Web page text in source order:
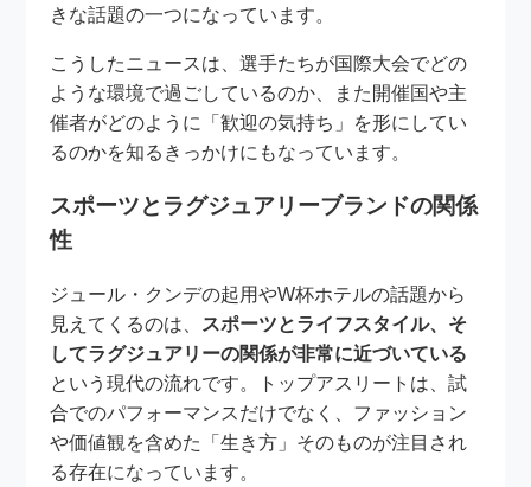
きな話題の一つになっています。
こうしたニュースは、選手たちが国際大会でどの
ような環境で過ごしているのか、また開催国や主
催者がどのように「歓迎の気持ち」を形にしてい
るのかを知るきっかけにもなっています。
スポーツとラグジュアリーブランドの関係
性
ジュール・クンデの起用やW杯ホテルの話題から
見えてくるのは、 スポーツとライフスタイル、そ
してラグジュアリーの関係が非常に近づいている
という現代の流れです。トップアスリートは、試
合でのパフォーマンスだけでなく、ファッション
や価値観を含めた「生き方」そのものが注目され
る存在になっています。